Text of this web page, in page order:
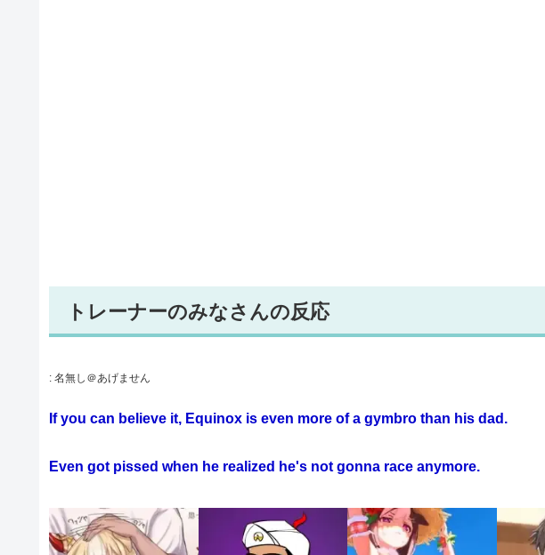
トレーナーのみなさんの反応
: 名無し＠あげません
If you can believe it, Equinox is even more of a gymbro than his dad.
Even got pissed when he realized he's not gonna race anymore.